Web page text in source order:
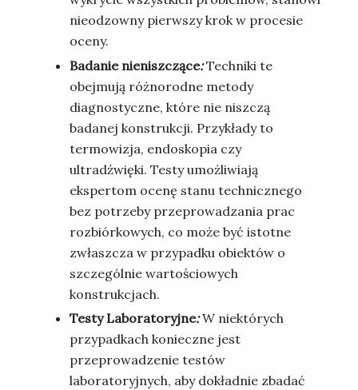
nieodzowny pierwszy krok w procesie
oceny.
Badanie nieniszczące:Techniki te
obejmują różnorodne metody
diagnostyczne, które nie niszczą
badanej konstrukcji. Przykłady to
termowizja, endoskopia czy
ultradźwięki. Testy umożliwiają
ekspertom ocenę stanu technicznego
bez potrzeby przeprowadzania prac
rozbiórkowych, co może być istotne
zwłaszcza w przypadku obiektów o
szczególnie wartościowych
konstrukcjach.
Testy Laboratoryjne:W niektórych
przypadkach konieczne jest
przeprowadzenie testów
laboratoryjnych, aby dokładnie zbadać